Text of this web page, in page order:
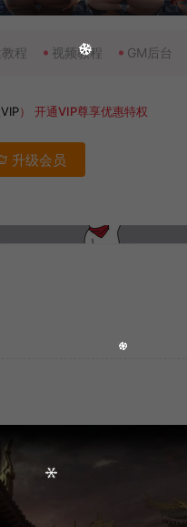
程 视频教程 GM后台
）开通VIP尊享优惠特权
升级会员